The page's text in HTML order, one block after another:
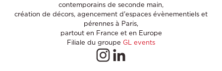
contemporains de seconde main,
création de décors, agencement d'espaces évènementiels et
pérennes à Paris,
partout en France et en Europe
Filiale du groupe GL events